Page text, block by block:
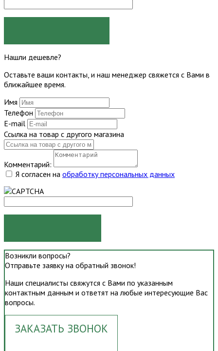
Нашли дешевле?
Оставьте ваши контакты, и наш менеджер свяжется с Вами в
ближайшее время.
Имя
Телефон
E-mail
Ссылка на товар с другого магазина
Комментарий:
Я согласен на обработку персональных данных
Возникли вопросы?
Отправьте заявку на обратный звонок!
Наши специалисты свяжутся с Вами по указанным
контактным данным и ответят на любые интересующие Вас
вопросы.
ЗАКАЗАТЬ ЗВОНОК